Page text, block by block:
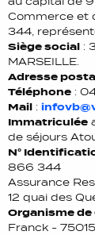
Commerce et
344,
Siège social :
MARSEILLE.
Adresse
Téléphone :
Mail :
Immatriculée
de séjours
N°
866 344
Assurance
12 quai des
Organisme de
Franck -